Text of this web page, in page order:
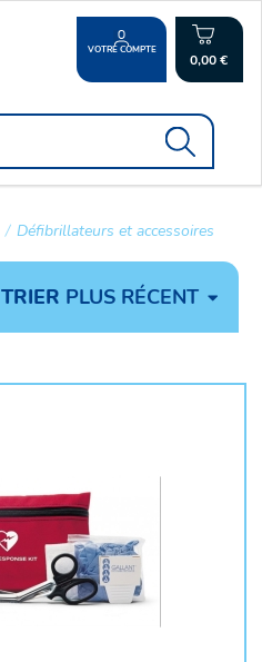
VOTRE COMPTE
0,00 €
/ Défibrillateurs et accessoires
TRIER PLUS RÉCENT